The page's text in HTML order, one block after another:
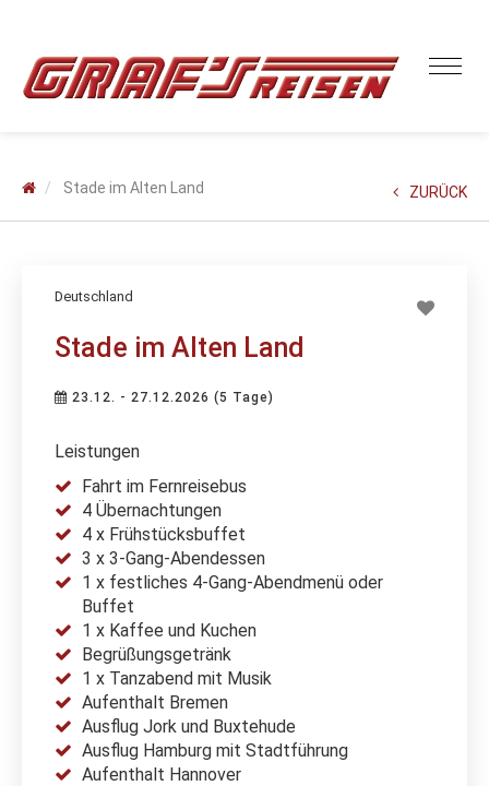
Stade im Alten Land ZURÜCK
Deutschland
Stade im Alten Land
23.12. - 27.12.2026 (5 Tage)
Leistungen
Fahrt im Fernreisebus
4 Übernachtungen
4 x Frühstücksbuffet
3 x 3-Gang-Abendessen
1 x festliches 4-Gang-Abendmenü oder
Buffet
1 x Kaffee und Kuchen
Begrüßungsgetränk
1 x Tanzabend mit Musik
Aufenthalt Bremen
Ausflug Jork und Buxtehude
Ausflug Hamburg mit Stadtführung
Aufenthalt Hannover